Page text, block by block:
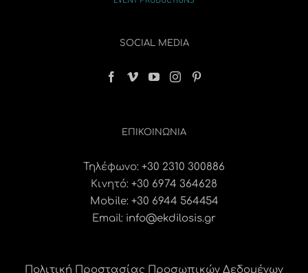
SOCIAL MEDIA
ΕΠΙΚΟΙΝΩΝΊΑ
Τηλέφωνο: +30 2310 300886
Κινητό: +30 6974 364628
Mobile: +30 6944 564454
Email: info@ekdilosis.gr
Πολιτική Προστασίας Προσωπικών Δεδομένων